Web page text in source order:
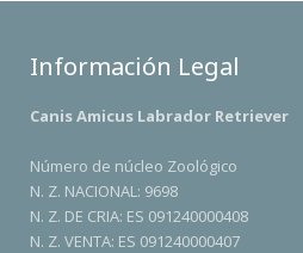
Información Legal
Canis Amicus Labrador Retriever
Número de núcleo Zoológico
N. Z. NACIONAL: 9698
N. Z. DE CRIA: ES 091240000408
N. Z. VENTA: ES 091240000407